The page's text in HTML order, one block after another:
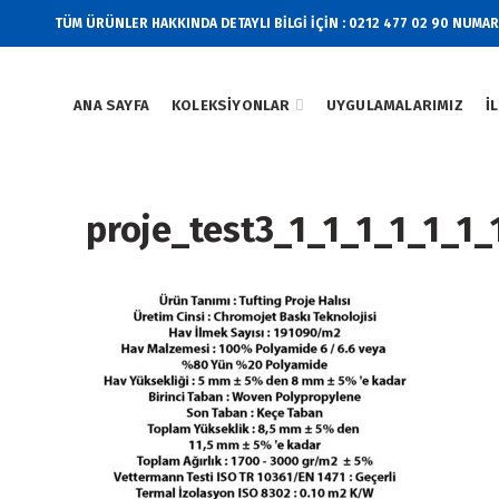
TÜM ÜRÜNLER HAKKINDA DETAYLI BİLGİ İÇİN : 0212 477 02 90
ANA SAYFA KOLEKSIYONLAR UYGULAMALARIMIZ